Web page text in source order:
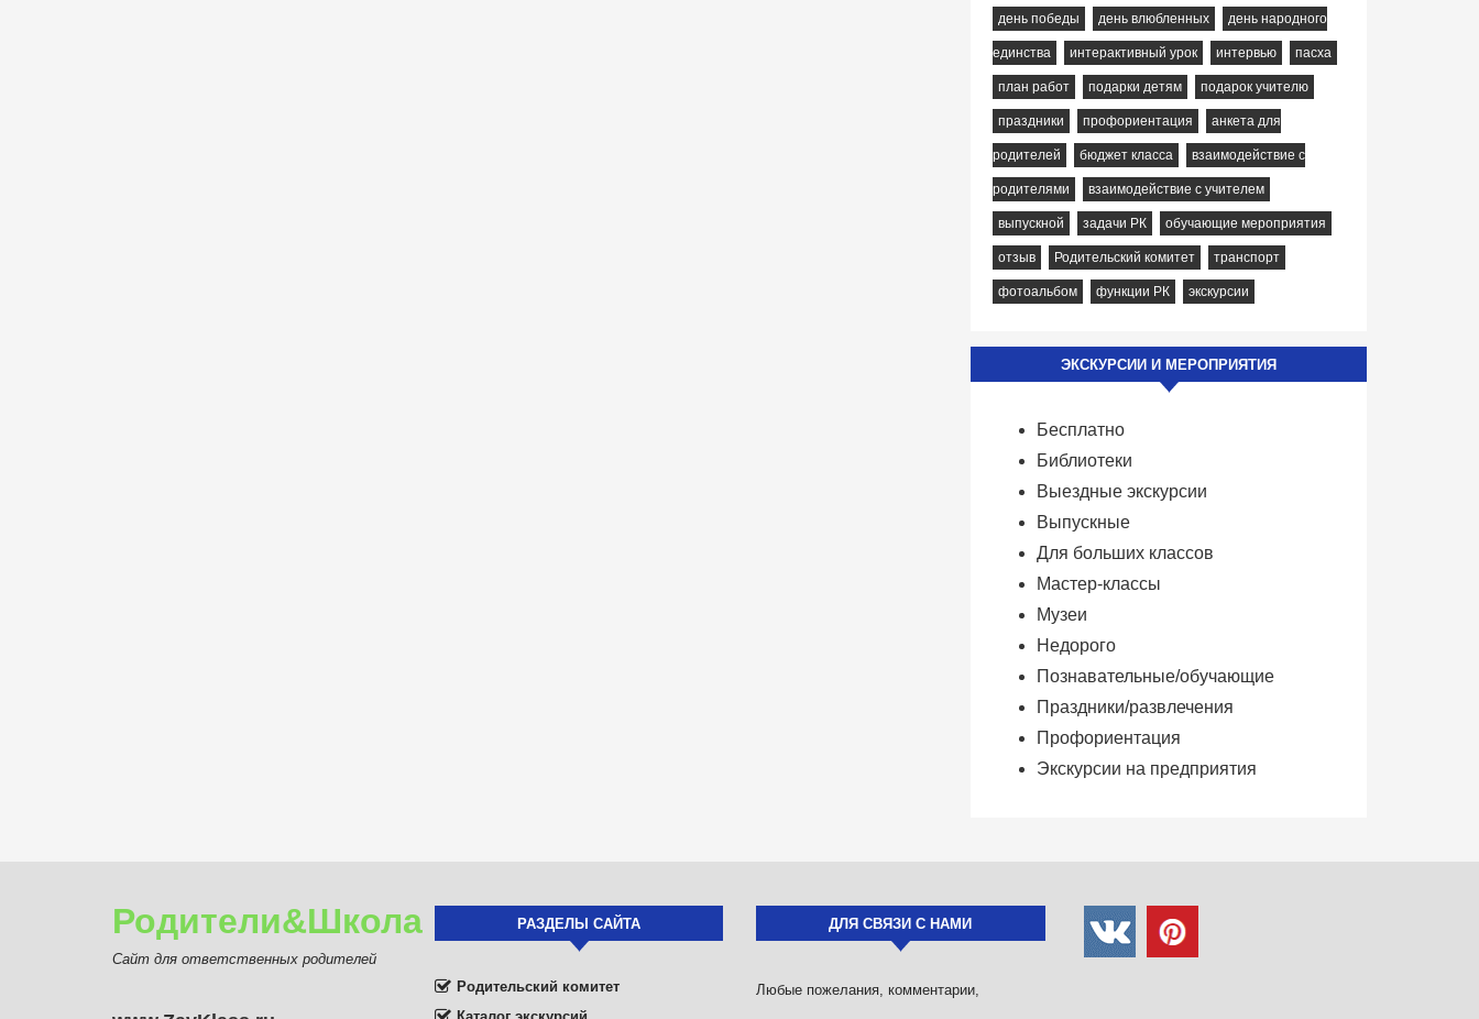
день победы день влюбленных день народного
единства интерактивный урок интервью пасха
план работ подарки детям подарок учителю
праздники профориентация анкета для
родителей бюджет класса взаимодействие с
родителями взаимодействие с учителем
выпускной задачи РК обучающие мероприятия
отзыв Родительский комитет транспорт
фотоальбом функции РК экскурсии
ЭКСКУРСИИ И МЕРОПРИЯТИЯ
Бесплатно
Библиотеки
Выездные экскурсии
Выпускные
Для больших классов
Мастер-классы
Музеи
Недорого
Познавательные/обучающие
Праздники/развлечения
Профориентация
Экскурсии на предприятия
Родители&Школа
Сайт для ответственных родителей
РАЗДЕЛЫ САЙТА
Родительский комитет
ДЛЯ СВЯЗИ С НАМИ
Любые пожелания, комментарии,